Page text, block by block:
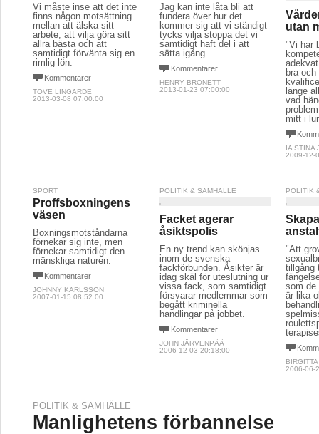
Vi måste inse att det inte
finns någon motsättning
mellan att älska sitt
arbete, att vilja göra sitt
allra bästa och att
samtidigt förvänta sig en
rimlig lön.
Kommentarer
TOVE LINGÄRDE
2013-03-08 07:00:00
Jag kan inte låta bli att
fundera över hur det
kommer sig att vi ständigt
tycks vilja stoppa det vi
samtidigt haft del i att
sätta igång.
Kommentarer
HENRY BRONETT
2013-01-23 07:00:00
utan
"Vi har
bra
länge
vad
mitt i
IA STINA
2009-12-
SPORT
Proffsboxningens
väsen
Boxningsmotståndarna
förnekar sig inte, men
förnekar samtidigt den
mänskliga naturen.
Kommentarer
JOHNNY KARLSSON
2007-01-15 08:52:00
POLITIK & SAMHÄLLE
Facket agerar
åsiktspolis
En ny trend kan skönjas
inom de svenska
fackförbunden. Åsikter är
idag skäl för uteslutning ur
vissa fack, som samtidigt
försvarar medlemmar som
begått kriminella
handlingar på jobbet.
Kommentarer
JOHN JÄRVENPÄÄ
2006-12-03 20:18:00
POLITIK
"Att
tillgång
som de
är lika
2006-06-
POLITIK & SAMHÄLLE
Manlighetens förbannelse